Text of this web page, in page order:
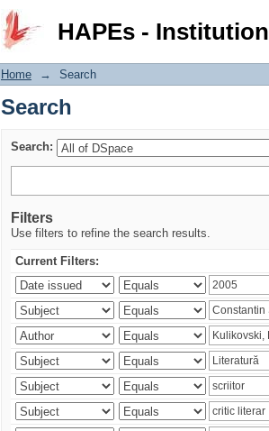
HAPEs -
Search
Home → Search
Search
Search:
Filters
Use filters to refine the search results.
Current Filters: